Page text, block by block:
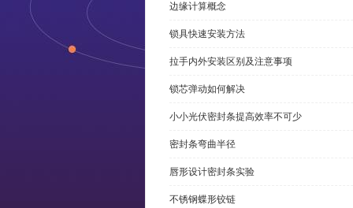
边缘计算概念
锁具快速安装方法
拉手内外安装区别及注意事项
锁芯弹动如何解决
小小光伏密封条提高效率不可少
密封条弯曲半径
唇形设计密封条实验
不锈钢蝶形铰链